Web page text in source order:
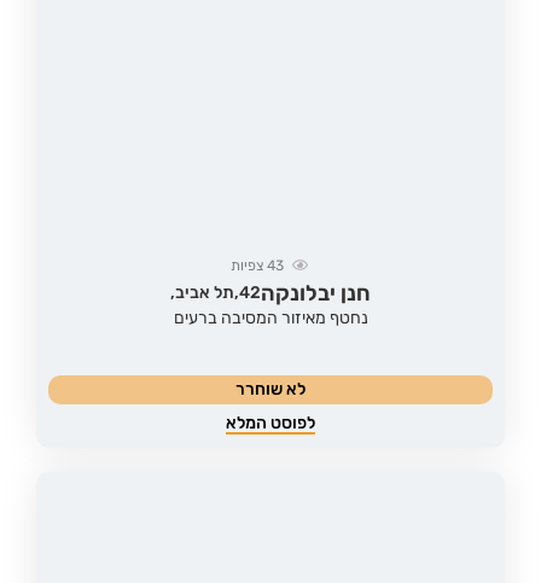
43צפיות
חנן יבלונקה42, תל אביב,
נחטף מאיזור המסיבה ברעים
לא שוחרר
לפוסט המלא